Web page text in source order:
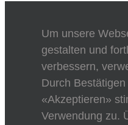
Um unsere
gestalten und
verbessern,
Durch
«Akzeptieren»
Verwendung zu.